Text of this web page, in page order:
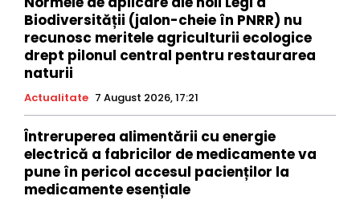
Biodiversității (jalon-cheie în PNRR) nu
recunosc meritele agriculturii ecologice
drept pilonul central pentru restaurarea
naturii
Actualitate 7 August 2026, 17:21
Întreruperea alimentării cu energie
electrică a fabricilor de medicamente va
pune în pericol accesul pacienților la
medicamente esențiale